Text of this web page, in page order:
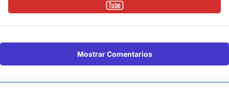
Mostrar Comentarios